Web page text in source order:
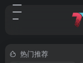
热门推荐